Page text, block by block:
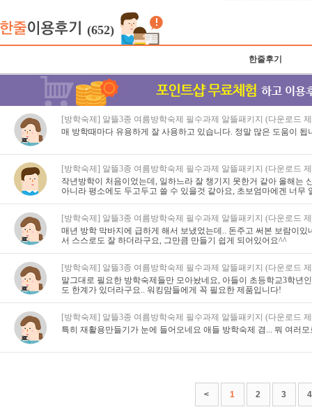
(652)
한줄후기
[방학숙제] 알뜰3종 여름방학숙제 필수과제 알뜰패키지 (다운로드
매 방학때마다 유용하게 잘 사용하고 있습니다. 정말 많은 도움이 됩
[방학숙제] 알뜰3종 여름방학숙제 필수과제 알뜰패키지 (다운로드
작년방학이 처음이었는데, 일하느라 잘 챙기지 못한거 같아 올해는
아니라 평소에도 두고두고 쓸 수 있을것 같아요, 초보엄마에겐 너무
[방학숙제] 알뜰3종 여름방학숙제 필수과제 알뜰패키지 (다운로드
매년 방학 막바지에 급하게 해서 보냈었는데.. 돈주고 써본 보람이
서 스스로도 잘 하더라구요, 그만큼 만들기 쉽게 되어있어요^^
[방학숙제] 알뜰3종 여름방학숙제 필수과제 알뜰패키지 (다운로드
말그대로 필요한 방학숙제들만 모아놨네요, 아들이 초등학교3학년
도 한계가 있더라구요.. 워킹맘들에게 꼭 필요한 제품입니다!
[방학숙제] 알뜰3종 여름방학숙제 필수과제 알뜰패키지 (다운로드
특히 재활용만들기가 눈에 들어오네요 애들 방학숙제 겸... 뭐 여러
< 1 2 3 4